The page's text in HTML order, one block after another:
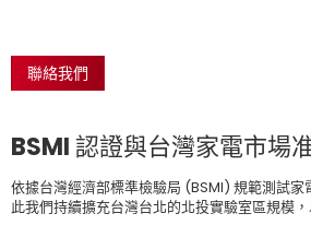
聯絡我們
BSMI 認證與台灣家電市場
依據台灣經濟部標準檢驗局 (BSMI) 規範測試家
此我們持續擴充台灣台北的北投實驗室區規模